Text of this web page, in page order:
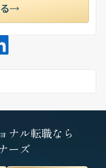
ナル転職なら
ーズ